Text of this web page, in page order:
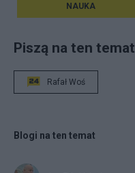
NAUKA
Piszą na ten temat
Rafał Woś
Blogi na ten temat